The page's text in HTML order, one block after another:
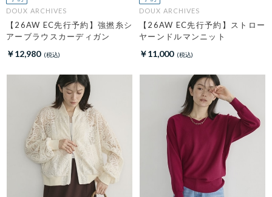
DOUX ARCHIVES
【26AW EC先行予約】強撚糸シ
アーブラウスカーディガン
￥12,980
DOUX ARCHIVES
【26AW EC先行予約】ストロー
ヤーンドルマンニット
￥11,000